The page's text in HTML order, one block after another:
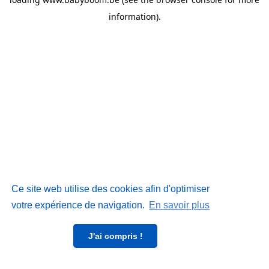
Ce site web utilise des cookies afin d'optimiser
votre expérience de navigation. En savoir plus
J'ai compris !
information).